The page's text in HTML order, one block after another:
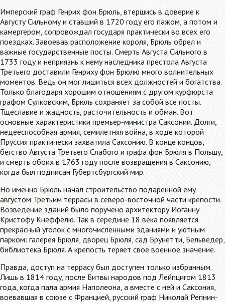
Имперский граф Генрих фон Брюль, втершись в доверие к
Августу Сильному и ставший в 1720 году его пажом, а потом и
камергером, сопровождал государя практически во всех его
поездках. Завоевав расположение короля, Брюль обрел и
важные государственные посты. Смерть Августа Сильного в
1733 году и неприязнь к нему наследника престола Августа
Третьего доставили Генриху фон Брюлю много волнительных
моментов. Ведь он мог лишиться всех должностей и богатства.
Только благодаря хорошим отношениям с другом курфюрста
графом Сулковским, Брюль сохраняет за собой все посты.
Тщеславие и жадность, расточительность и обман. Вот
основные характеристики премьер-министра Саксонии. Долги,
недееспособная армия, семилетняя война, в ходе которой
Пруссия практически захватила Саксонию. В конце концов,
бегство Августа Третьего Слабого и графа фон Брюля в Польшу,
и смерть обоих в 1763 году после возвращения в Саксонию,
когда был подписан Губертсбургский мир.
Но именно Брюль начал строительство подаренной ему
августом Третьим террасы в северо-восточной части крепости.
Возведение зданий было поручено архитектору Иоганну
Кристофу Кнеффелю. Так в середине 18 века появляется
прекрасный уголок с многочисленными зданиями и уютным
парком: галерея Брюля, дворец Брюля, сад Брунетти, Бельведер,
библиотека Брюля. А крепость теряет свое военное значение.
Правда, доступ на террасу был доступен только избранным.
Лишь в 1814 году, после Битвы народов под Лейпцигом 1813
года, когда пала армия Наполеона, а вместе с ней и Саксония,
воевавшая в союзе с Францией, русский граф Николай Репнин-